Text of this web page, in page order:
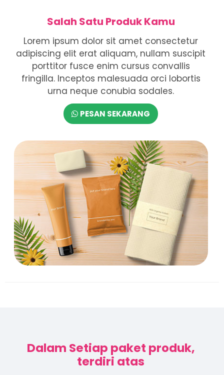
Salah Satu Produk Kamu
Lorem ipsum dolor sit amet consectetur
adipiscing elit erat aliquam, nullam suscipit
porttitor fusce enim cursus convallis
fringilla. Inceptos malesuada orci lobortis
urna neque conubia sodales.
PESAN SEKARANG
Dalam Setiap paket produk,
terdiri atas